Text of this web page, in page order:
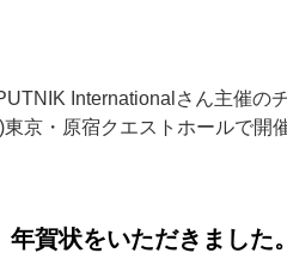
Internationalさん主催の
京・原宿クエストホールで開
賀状をいただきました。